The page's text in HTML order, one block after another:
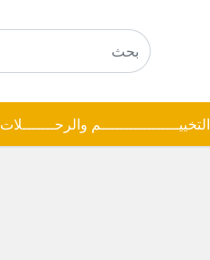
التخييـــــــــــــــــم والرحـــــــلات